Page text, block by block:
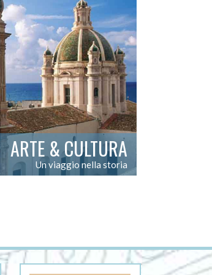
ARTE & CULTURA
Un viaggio nella storia